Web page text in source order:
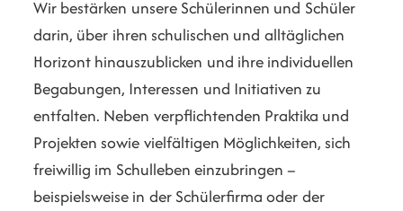
Wir bestärken unsere Schülerinnen und Schüler
darin, über ihren schulischen und alltäglichen
Horizont hinauszublicken und ihre individuellen
Begabungen, Interessen und Initiativen zu
entfalten. Neben verpflichtenden Praktika und
Projekten sowie vielfältigen Möglichkeiten, sich
freiwillig im Schulleben einzubringen –
beispielsweise in der Schülerfirma oder der